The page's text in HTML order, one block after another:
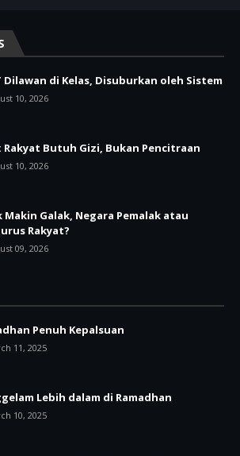
Dilawan di Kelas, Disuburkan oleh Sistem
10, 2026
Rakyat Butuh Gizi, Bukan Pencitraan
10, 2026
Makin Galak, Negara Pemalak atau
Rakyat?
09, 2026
Penuh Kepalsuan
11, 2025
Lebih dalam di Ramadhan
10, 2025